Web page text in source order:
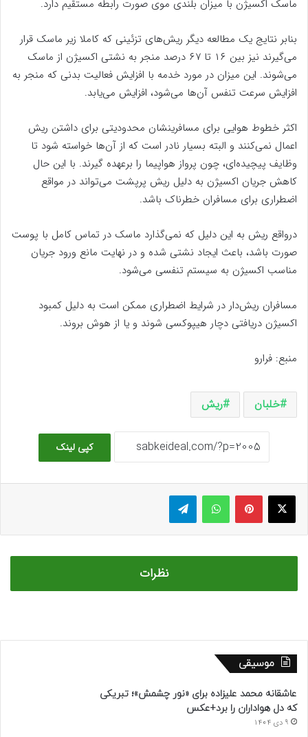
ماسک اکسیژن با میزان بلندی موی صورت رابطه مستقیم دارد.
بنابر نتایج یک مطالعه دیگر ریش‌های تزئینی که کاملا زیر ماسک قرار
می‌گیرند نیز بین ۱۶ تا ۶۷ درصد منجر به نشتی اکسیژن از ماسک
می‌شوند. این میزان در مورد خدمه با افزایش فعالیت بدنی که منجر به
افزایش سرعت تنفس آن‌ها می‌شود، افزایش می‌یابد.
اکثر خطوط هوایی برای مسافرینشان محدودیتی برای داشتن ریش
اعمال نمی‌کنند و البته بسیار نادر است که از آن‌ها خواسته شود تا
وظایف پیچیده‌ای، چون پرواز هواپیما را برعهده گیرند. با این حال
کاهش جریان اکسیژن به دلیل ریش پرپشت می‌تواند در مواقع
اضطراری برای مسافران خطرناک باشد.
درواقع ریش به این دلیل که نمی‌گذارد ماسک در تماس کامل با پوست
صورت باشد، باعث ایجاد نشتی شده و در نهایت مانع ورود جریان
مناسب اکسیژن به سیستم تنفسی می‌شود.
مسافران ریش‌دار در شرایط اضطراری ممکن است به دلیل کمبود
اکسیژن دریافتی دچار هیپوکسی شوند و یا از هوش بروند.
منبع: فرارو
خلبان ریش
کپی لینک
ایکس پینتریستواتس آپ تلگرام
نظرات
موسیقی
عاشقانه محمد علیزاده برای «نور چشمش»؛ تبریکی
که دل هواداران را برد+عکس
9 دی 1404